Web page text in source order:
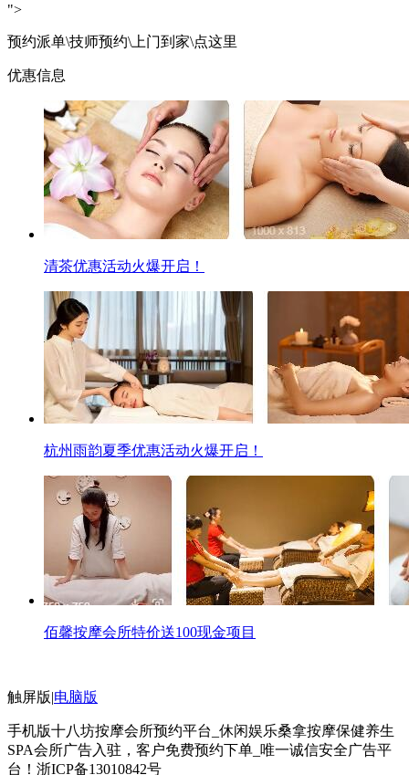
">
预约派单\技师预约\上门到家\点这里
优惠信息
清茶优惠活动火爆开启！
杭州雨韵夏季优惠活动火爆开启！
佰馨按摩会所特价送100现金项目
触屏版|电脑版
手机版十八坊按摩会所预约平台_休闲娱乐桑拿按摩保健养生
SPA会所广告入驻，客户免费预约下单_唯一诚信安全广告平
台！ 浙ICP备13010842号